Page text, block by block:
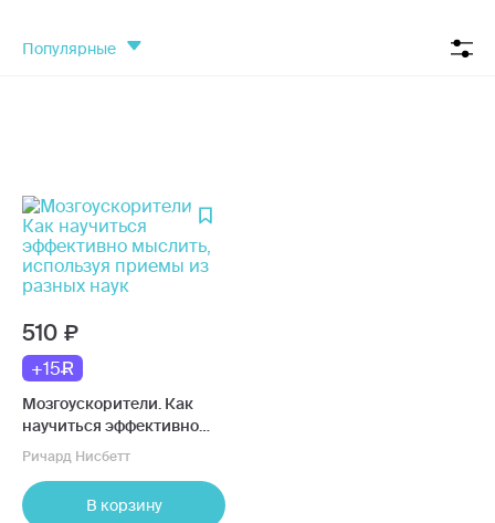
популярные
510
+15
Мозгоускорители. Как
научиться эффективно
мыслить, используя
Ричард Нисбетт
В корзину